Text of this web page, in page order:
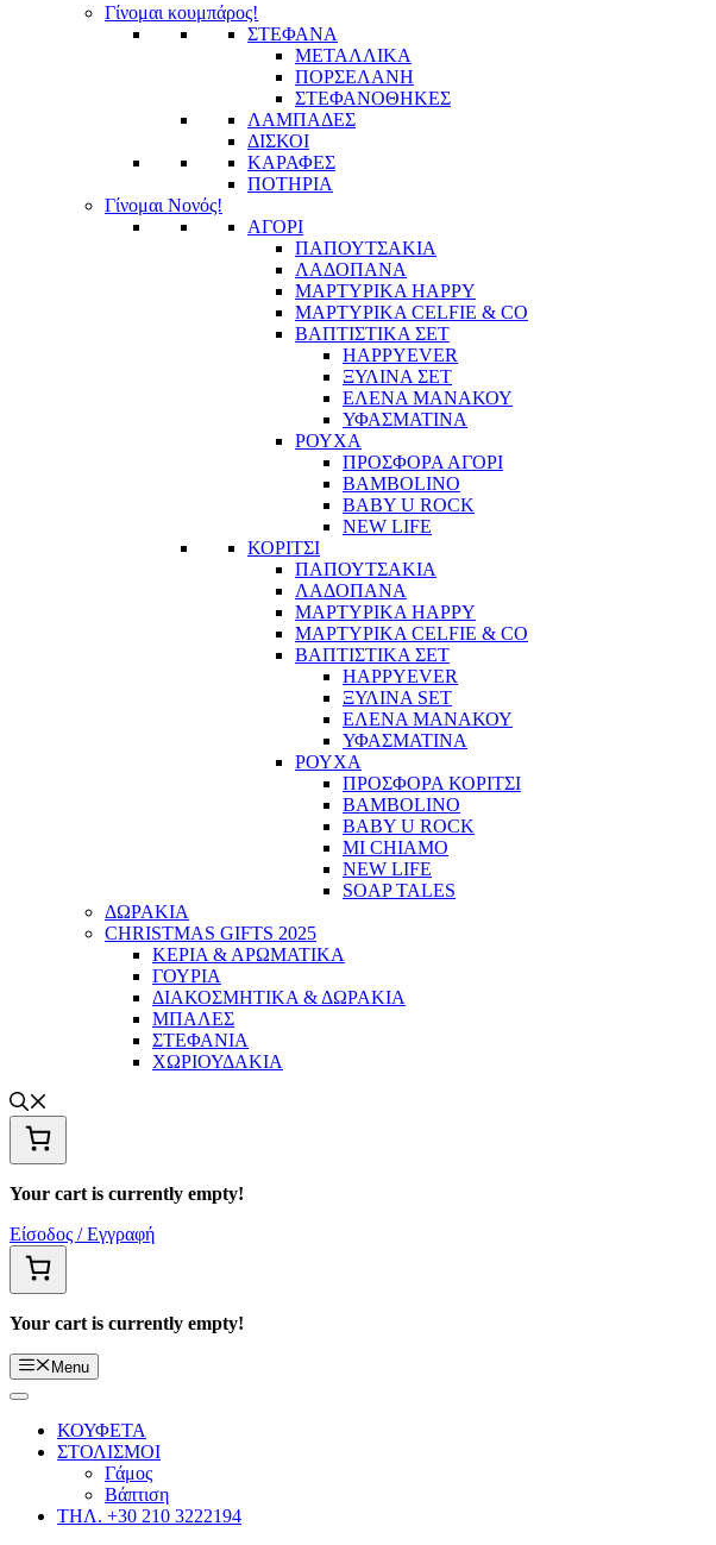
Γίνομαι κουμπάρος!
ΣΤΕΦΑΝΑ
ΜΕΤΑΛΛΙΚΑ
ΠΟΡΣΕΛΑΝΗ
ΣΤΕΦΑΝΟΘΗΚΕΣ
ΛΑΜΠΑΔΕΣ
ΔΙΣΚΟΙ
ΚΑΡΑΦΕΣ
ΠΟΤΗΡΙΑ
Γίνομαι Νονός!
ΑΓΟΡΙ
ΠΑΠΟΥΤΣΑΚΙΑ
ΛΑΔΟΠΑΝΑ
ΜΑΡΤΥΡΙΚΑ HAPPY
ΜΑΡΤΥΡΙΚΑ CELFIE & CO
ΒΑΠΤΙΣΤΙΚΑ ΣΕΤ
HAPPYEVER
ΞΥΛΙΝΑ ΣΕΤ
ΕΛΕΝΑ ΜΑΝΑΚΟΥ
ΥΦΑΣΜΑΤΙΝΑ
ΡΟΥΧΑ
ΠΡΟΣΦΟΡΑ ΑΓΟΡΙ
BAMBOLINO
BABY U ROCK
NEW LIFE
ΚΟΡΙΤΣΙ
ΠΑΠΟΥΤΣΑΚΙΑ
ΛΑΔΟΠΑΝΑ
ΜΑΡΤΥΡΙΚΑ HAPPY
ΜΑΡΤΥΡΙΚΑ CELFIE & CO
ΒΑΠΤΙΣΤΙΚΑ ΣΕΤ
HAPPYEVER
ΞΥΛΙΝΑ SET
ΕΛΕΝΑ ΜΑΝΑΚΟΥ
ΥΦΑΣΜΑΤΙΝΑ
ΡΟΥΧΑ
ΠΡΟΣΦΟΡΑ ΚΟΡΙΤΣΙ
BAMBOLINO
BABY U ROCK
MI CHIAMO
NEW LIFE
SOAP TALES
ΔΩΡΑΚΙΑ
CHRISTMAS GIFTS 2025
ΚΕΡΙΑ & ΑΡΩΜΑΤΙΚΑ
ΓΟΥΡΙΑ
ΔΙΑΚΟΣΜΗΤΙΚΑ & ΔΩΡΑΚΙΑ
ΜΠΑΛΕΣ
ΣΤΕΦΑΝΙΑ
ΧΩΡΙΟΥΔΑΚΙΑ
Your cart is currently empty!
Είσοδος / Εγγραφή
Your cart is currently empty!
Menu
ΚΟΥΦΕΤΑ
ΣΤΟΛΙΣΜΟΙ
Γάμος
Βάπτιση
ΤΗΛ. +30 210 3222194